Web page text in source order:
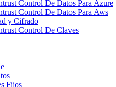
Control De Datos Para Azure
Control De Datos Para Aws
y Cifrado
Control De Claves
Fijos